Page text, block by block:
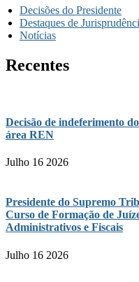
Decisões do Presidente
Destaques de
Notícias
Recentes
Decisão de indeferimento
área REN
Julho 16 2026
Presidente do Supremo
Curso de Formação de
Administrativos e Fiscais
Julho 16 2026